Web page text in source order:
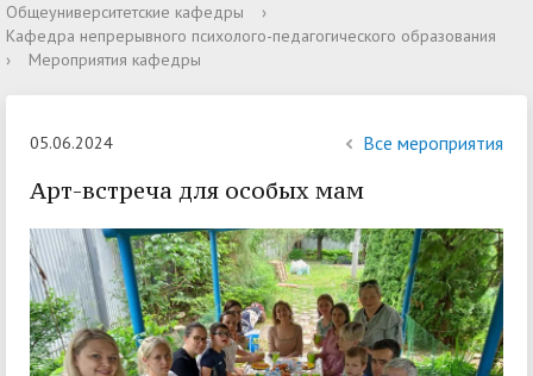
Общеуниверситетские кафедры
›
Кафедра непрерывного психолого-педагогического образования
›
Мероприятия кафедры
05.06.2024 Все мероприятия
Арт-встреча для особых мам